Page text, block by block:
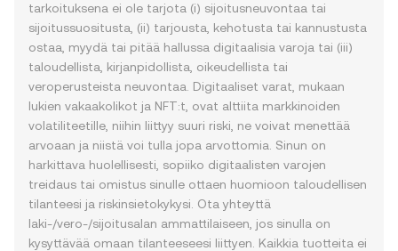
tarkoituksena ei ole tarjota (i) sijoitusneuvontaa tai
sijoitussuositusta, (ii) tarjousta, kehotusta tai kannustusta
ostaa, myydä tai pitää hallussa digitaalisia varoja tai (iii)
taloudellista, kirjanpidollista, oikeudellista tai
veroperusteista neuvontaa. Digitaaliset varat, mukaan
lukien vakaakolikot ja NFT:t, ovat alttiita markkinoiden
volatiliteetille, niihin liittyy suuri riski, ne voivat menettää
arvoaan ja niistä voi tulla jopa arvottomia. Sinun on
harkittava huolellisesti, sopiiko digitaalisten varojen
treidaus tai omistus sinulle ottaen huomioon taloudellisen
tilanteesi ja riskinsietokykysi. Ota yhteyttä
laki-/vero-/sijoitusalan ammattilaiseen, jos sinulla on
kysyttävää omaan tilanteeseesi liittyen. Kaikkia tuotteita ei